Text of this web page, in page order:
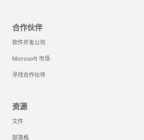
合作伙伴
软件开发公司
Microsoft 市场
寻找合作伙伴
资源
文件
部落格